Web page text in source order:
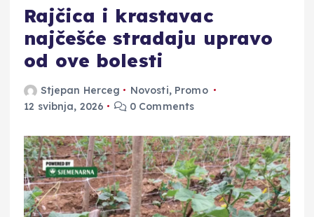
Rajčica i krastavac
najčešće stradaju upravo
od ove bolesti
Stjepan Herceg Novosti, Promo
12 svibnja, 2026
0 Comments